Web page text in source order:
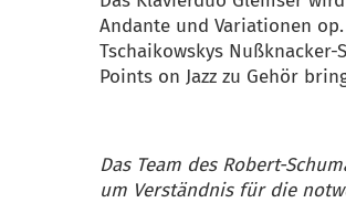
Andante und Variationen
Tschaikowskys
Points on Jazz zu Gehör
Das Team des Robert-
um Verständnis für die